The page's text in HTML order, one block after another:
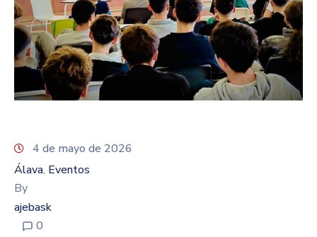
Servicios
/
Zerbitzuak
Beneficios
/
Eventos
Kontaktu
4 de mayo de 2026
Álava‚ Eventos
By
ajebask
0